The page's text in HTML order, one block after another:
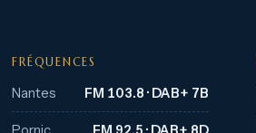
FRÉQUENCES
Nantes FM 103.8 · DAB+ 7B